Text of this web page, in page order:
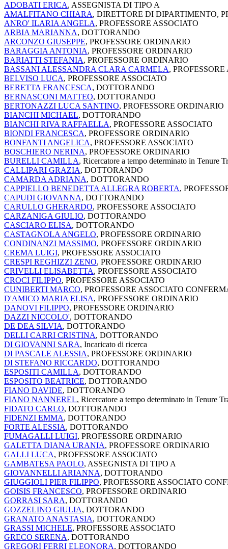
ADOBATI ERICA, ASSEGNISTA DI TIPO A
AMALFITANO CHIARA, DIRETTORE DI DIPARTIMENTO,
ANRO' ILARIA ANGELA, PROFESSORE ASSOCIATO
ARBIA MARIANNA, DOTTORANDO
ARCONZO GIUSEPPE, PROFESSORE ORDINARIO
BARAGGIA ANTONIA, PROFESSORE ORDINARIO
BARIATTI STEFANIA, PROFESSORE ORDINARIO
BASSANI ALESSANDRA CLARA CARMELA,
BELVISO LUCA, PROFESSORE ASSOCIATO
BERETTA FRANCESCA, DOTTORANDO
BERNASCONI MATTEO, DOTTORANDO
BERTONAZZI LUCA SANTINO, PROFESSORE ORDINARIO
BIANCHI MICHAEL, DOTTORANDO
BIANCHI RIVA RAFFAELLA, PROFESSORE ASSOCIATO
BIONDI FRANCESCA, PROFESSORE ORDINARIO
BONFANTI ANGELICA, PROFESSORE ASSOCIATO
BOSCHIERO NERINA, PROFESSORE ORDINARIO
BURELLI CAMILLA, Ricercatore a tempo determinato in Tenure
CALLIPARI GRAZIA, DOTTORANDO
CAMARDA ADRIANA, DOTTORANDO
CAPPIELLO BENEDETTA ALLEGRA ROBERTA,
CAPUDI GIOVANNA, DOTTORANDO
CARULLO GHERARDO, PROFESSORE ASSOCIATO
CARZANIGA GIULIO, DOTTORANDO
CASCIARO ELISA, DOTTORANDO
CASTAGNOLA ANGELO, PROFESSORE ORDINARIO
CONDINANZI MASSIMO, PROFESSORE ORDINARIO
CREMA LUIGI, PROFESSORE ASSOCIATO
CRESPI REGHIZZI ZENO, PROFESSORE ORDINARIO
CRIVELLI ELISABETTA, PROFESSORE ASSOCIATO
CROCI FILIPPO, PROFESSORE ASSOCIATO
CUNIBERTI MARCO, PROFESSORE ASSOCIATO
D'AMICO MARIA ELISA, PROFESSORE ORDINARIO
DANOVI FILIPPO, PROFESSORE ORDINARIO
DAZZI NICCOLO', DOTTORANDO
DE DEA SILVIA, DOTTORANDO
DELLI CARRI CRISTINA, DOTTORANDO
DI GIOVANNI SARA, Incaricato di ricerca
DI PASCALE ALESSIA, PROFESSORE ORDINARIO
DI STEFANO RICCARDO, DOTTORANDO
ESPOSITI CAMILLA, DOTTORANDO
ESPOSITO BEATRICE, DOTTORANDO
FIANO DAVIDE, DOTTORANDO
FIANO NANNEREL, Ricercatore a tempo determinato in Tenure
FIDATO CARLO, DOTTORANDO
FIDENZI EMMA, DOTTORANDO
FORTE ALESSIA, DOTTORANDO
FUMAGALLI LUIGI, PROFESSORE ORDINARIO
GALETTA DIANA URANIA, PROFESSORE ORDINARIO
GALLI LUCA, PROFESSORE ASSOCIATO
GAMBATESA PAOLO, ASSEGNISTA DI TIPO A
GIOVANNELLI ARIANNA, DOTTORANDO
GIUGGIOLI PIER FILIPPO, PROFESSORE ASSOCIATO
GOISIS FRANCESCO, PROFESSORE ORDINARIO
GORRASI SARA, DOTTORANDO
GOZZELINO GIULIA, DOTTORANDO
GRANATO ANASTASIA, DOTTORANDO
GRASSI MICHELE, PROFESSORE ASSOCIATO
GRECO SERENA, DOTTORANDO
GREGORI FERRI ELEONORA, DOTTORANDO